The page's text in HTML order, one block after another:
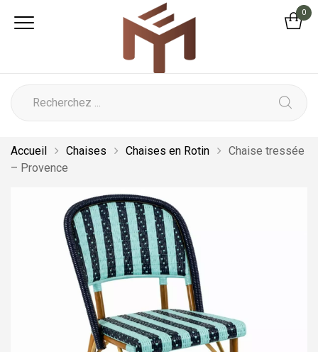
0
Accueil Chaises Chaises en Rotin
Chaise tressée
– Provence